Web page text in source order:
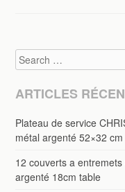
Search
ARTICLES
Plateau de service
métal argenté 52×32 cm
12 couverts a
argenté 18cm table